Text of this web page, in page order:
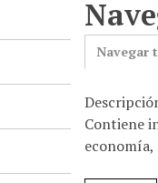
Navegar
Contiene